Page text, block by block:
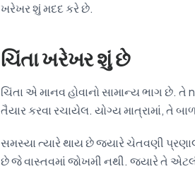
ખરેખર શું મદદ કરે છે.
ચિંતા ખરેખર શું છે
ચિંતા એ માનવ હોવાનો સામાન્ય ભાગ છે.
તૈયાર કરવા રચાયેલ. યોગ્ય માત્રામાં, તે
સમસ્યા ત્યારે થાય છે જ્યારે ચેતવણી
છે જે વાસ્તવમાં જોખમી નથી. જ્યારે તે